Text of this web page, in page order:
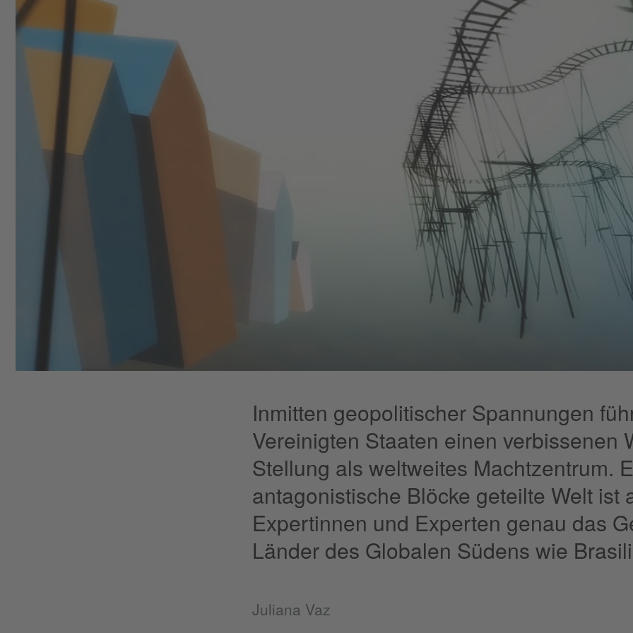
Inmitten geopolitischer Spannungen
Vereinigten Staaten einen verbissenen
Stellung als weltweites Machtzentrum.
antagonistische Blöcke geteilte Welt ist
Expertinnen und Experten genau das
Länder des Globalen Südens wie
Juliana Vaz